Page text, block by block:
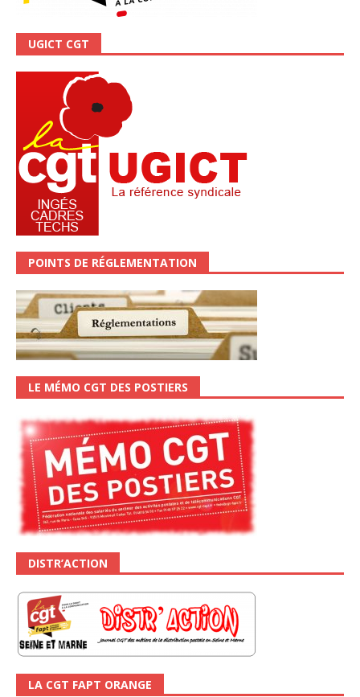
UGICT CGT
POINTS DE RÉGLEMENTATION
LE MÉMO CGT DES POSTIERS
DISTR’ACTION
LA CGT FAPT ORANGE